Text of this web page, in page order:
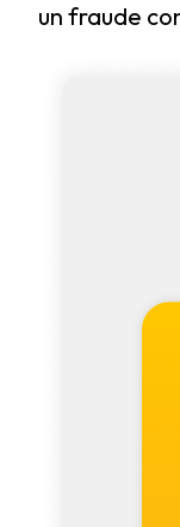
un fraude